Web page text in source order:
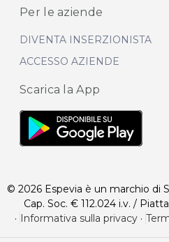
Per le aziende
DIVENTA INSERZIONISTA
ACCESSO AZIENDE
Scarica la App
© 2026 Espevia è un marchio di
Cap. Soc. € 112.024 i.v. /
·
Informativa sulla privacy·